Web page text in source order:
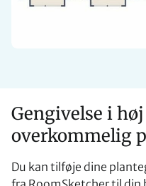
Gengivelse i
overkommelig
Du kan tilføje dine